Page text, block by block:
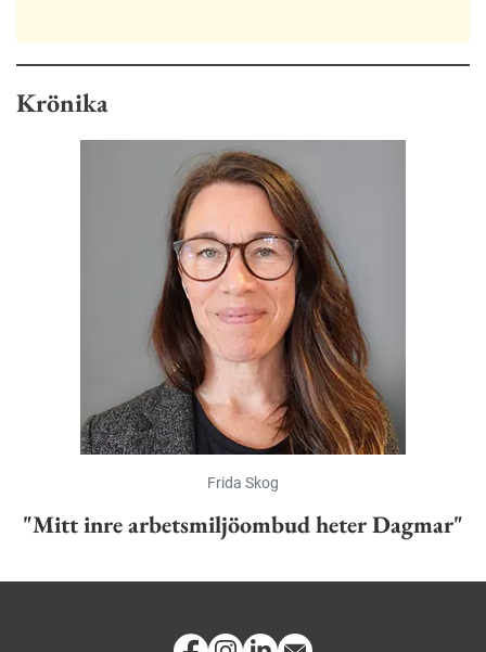
Krönika
Frida Skog
"Mitt inre arbetsmiljöombud heter Dagmar"